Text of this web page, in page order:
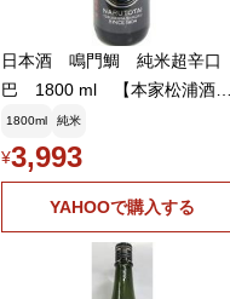
日本酒 鳴門鯛 純米超辛口
巴 1800 ml 【本家松浦酒造
場】
1800ml 純米
¥3,993
YAHOOで購入する